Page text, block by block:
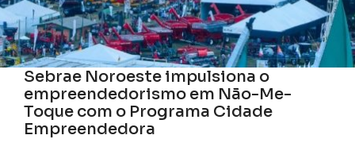
Sebrae Noroeste impulsiona o
empreendedorismo em Não-Me-
Toque com o Programa Cidade
Empreendedora